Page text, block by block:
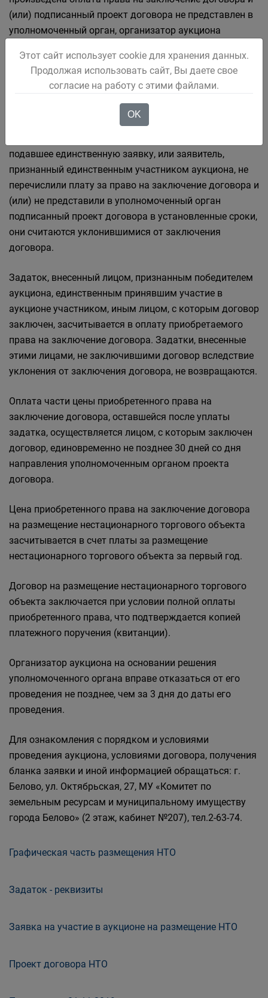
(или) подписанный проект договора не представлен в
уполномоченный орган, организатор аукциона
аукциона, который сделал предпоследнее
предложение о цене предмета аукциона, по цене,
предложенной победителем аукциона.
В случае, если победитель аукциона, единственный
подавшее единственную заявку, или заявитель,
признанный единственным участником аукциона, не
перечислили плату за право на заключение договора и
(или) не представили в уполномоченный орган
подписанный проект договора в установленные сроки,
они считаются уклонившимися от заключения
договора.
Задаток, внесенный лицом, признанным победителем
аукциона, единственным принявшим участие в
аукционе участником, иным лицом, с которым договор
заключен, засчитывается в оплату приобретаемого
права на заключение договора. Задатки, внесенные
этими лицами, не заключившими договор вследствие
уклонения от заключения договора, не возвращаются.
Оплата части цены приобретенного права на
заключение договора, оставшейся после уплаты
задатка, осуществляется лицом, с которым заключен
договор, единовременно не позднее 30 дней со дня
направления уполномоченным органом проекта
договора.
Цена приобретенного права на заключение договора
на размещение нестационарного торгового объекта
засчитывается в счет платы за размещение
нестационарного торгового объекта за первый год.
Договор на размещение нестационарного торгового
объекта заключается при условии полной оплаты
приобретенного права, что подтверждается копией
платежного поручения (квитанции).
Организатор аукциона на основании решения
уполномоченного органа вправе отказаться от его
проведения не позднее, чем за 3 дня до даты его
проведения.
Для ознакомления с порядком и условиями
проведения аукциона, условиями договора, получения
бланка заявки и иной информацией обращаться: г.
Белово, ул. Октябрьская, 27, МУ «Комитет по
земельным ресурсам и муниципальному имуществу
города Белово» (2 этаж, кабинет №207), тел.2-63-74.
Графическая часть размещения НТО
Задаток - реквизиты
Заявка на участие в аукционе на размещение НТО
Проект договора НТО
Этот сайт использует cookie для хранения данных.
Продолжая использовать сайт, Вы даете свое
согласие на работу с этими файлами.
OK